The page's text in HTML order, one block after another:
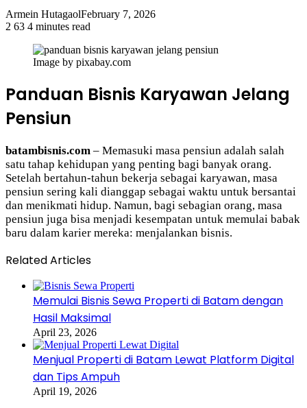
Armein HutagaolFebruary 7, 2026
2 63 4 minutes read
Image by pixabay.com
Panduan Bisnis Karyawan Jelang
Pensiun
batambisnis.com – Memasuki masa pensiun adalah salah
satu tahap kehidupan yang penting bagi banyak orang.
Setelah bertahun-tahun bekerja sebagai karyawan, masa
pensiun sering kali dianggap sebagai waktu untuk bersantai
dan menikmati hidup. Namun, bagi sebagian orang, masa
pensiun juga bisa menjadi kesempatan untuk memulai babak
baru dalam karier mereka: menjalankan bisnis.
Related Articles
Memulai Bisnis Sewa Properti di Batam dengan
Hasil Maksimal
April 23, 2026
Menjual Properti di Batam Lewat Platform Digital
dan Tips Ampuh
April 19, 2026